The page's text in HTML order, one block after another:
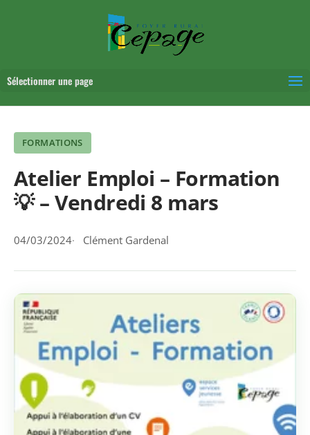
Sélectionner une page
FORMATIONS
Atelier Emploi – Formation
💡 – Vendredi 8 mars
04/03/2024 Clément Gardenal